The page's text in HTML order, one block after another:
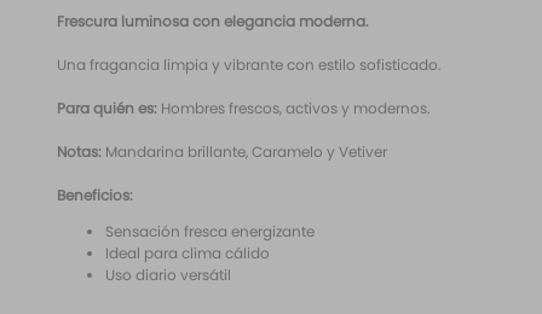
Frescura luminosa con elegancia moderna.
Una fragancia limpia y vibrante con estilo sofisticado.
Para quién es: Hombres frescos, activos y modernos.
Notas: Mandarina brillante, Caramelo y Vetiver
Beneficios:
Sensación fresca energizante
Ideal para clima cálido
Uso diario versátil
10
santal 33